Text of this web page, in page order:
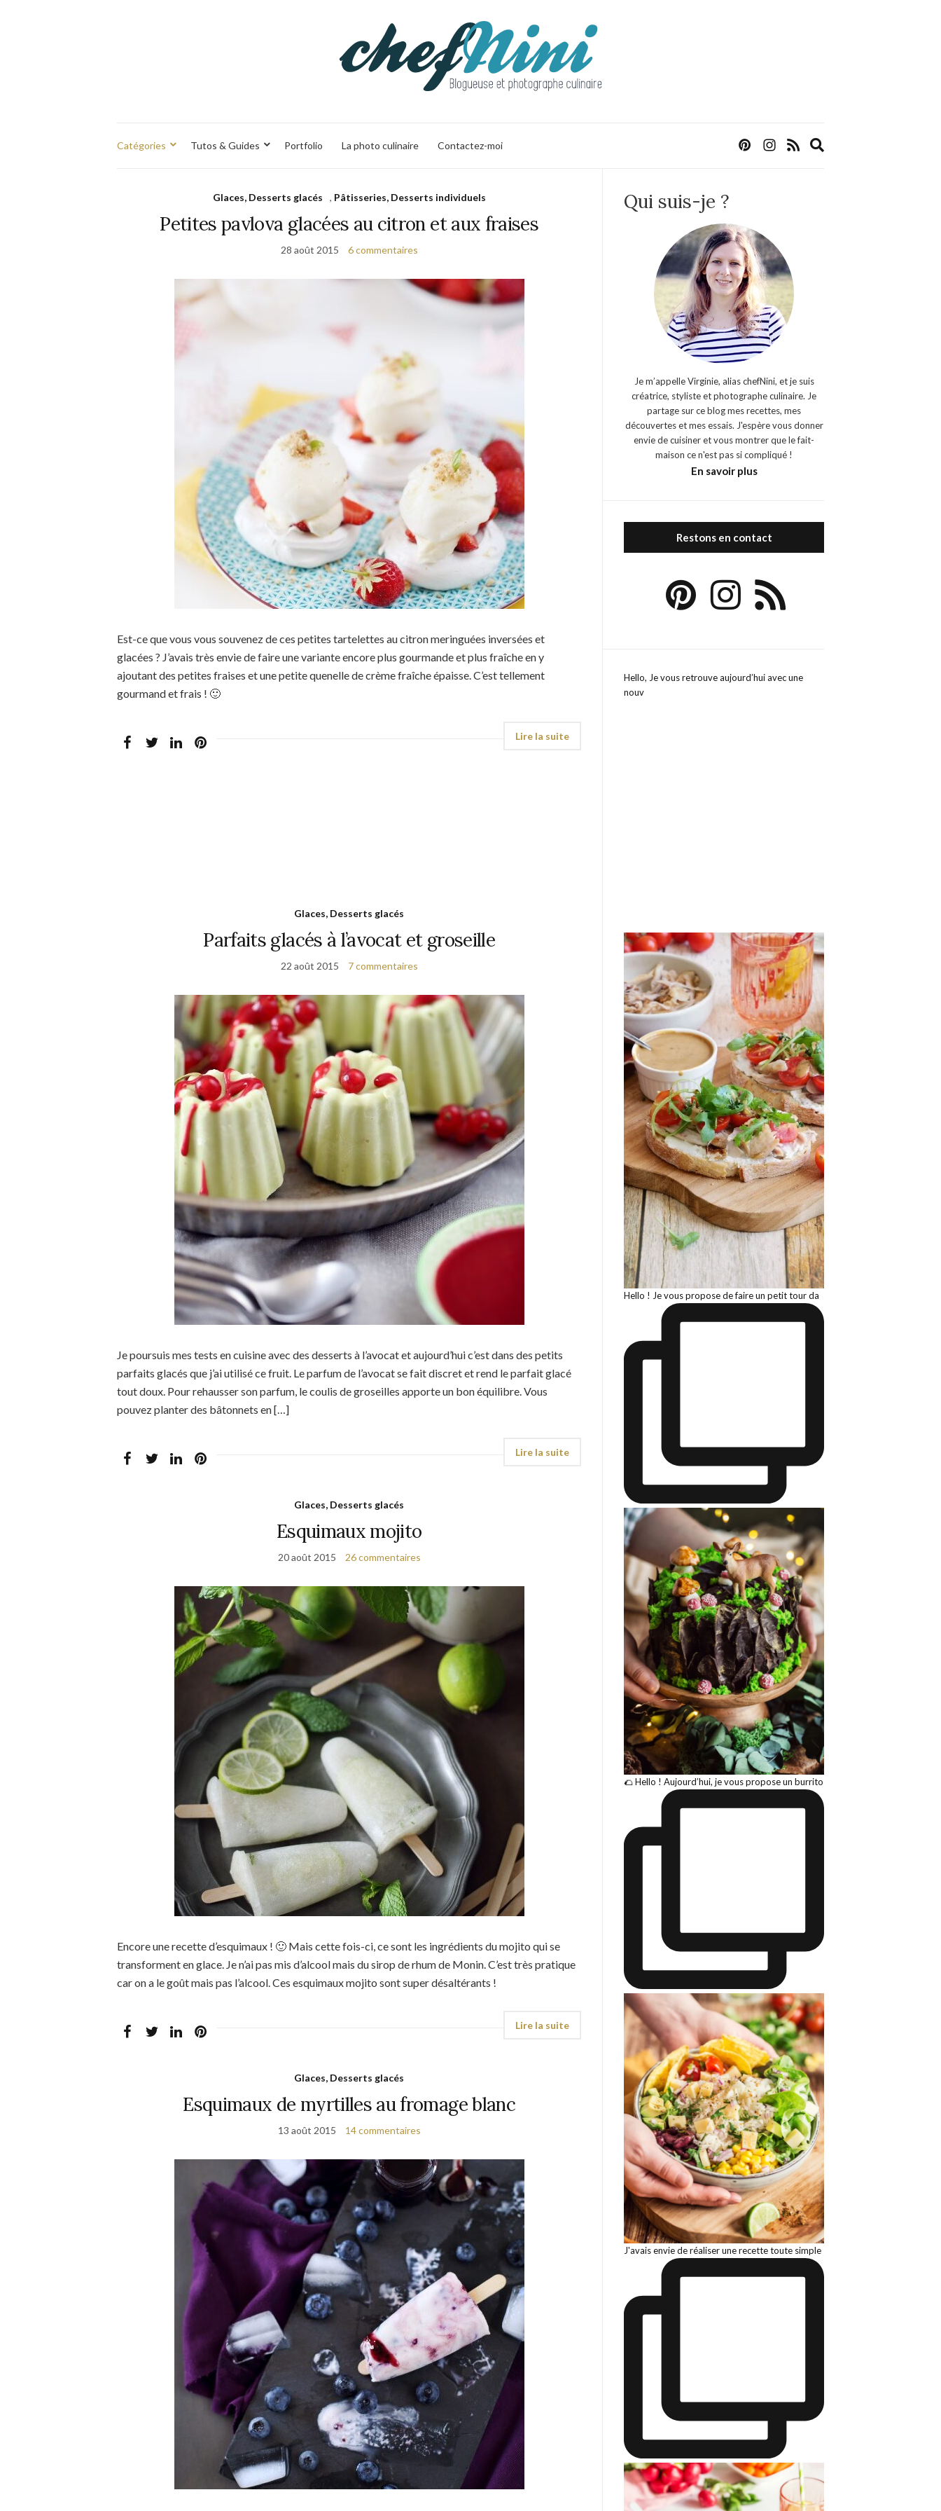
Catégories Tutos & Guides Portfolio La photo culinaire Contactez-moi
Glaces, Desserts glacés , Pâtisseries, Desserts individuels
Petites pavlova glacées au citron et aux fraises
28 août 2015 6 commentaires
Est-ce que vous vous souvenez de ces petites tartelettes au citron meringuées inversées et
glacées ? J’avais très envie de faire une variante encore plus gourmande et plus fraîche en y
ajoutant des petites fraises et une petite quenelle de crème fraîche épaisse. C’est tellement
gourmand et frais ! 🙂
Glaces, Desserts glacés
Parfaits glacés à l’avocat et groseille
22 août 2015 7 commentaires
Je poursuis mes tests en cuisine avec des desserts à l’avocat et aujourd’hui c’est dans des petits
parfaits glacés que j’ai utilisé ce fruit. Le parfum de l’avocat se fait discret et rend le parfait glacé
tout doux. Pour rehausser son parfum, le coulis de groseilles apporte un bon équilibre. Vous
pouvez planter des bâtonnets en […]
Glaces, Desserts glacés
Esquimaux mojito
20 août 2015 26 commentaires
Encore une recette d’esquimaux ! 🙂 Mais cette fois-ci, ce sont les ingrédients du mojito qui se
transforment en glace. Je n’ai pas mis d’alcool mais du sirop de rhum de Monin. C’est très pratique
car on a le goût mais pas l’alcool. Ces esquimaux mojito sont super désaltérants !
Glaces, Desserts glacés
Esquimaux de myrtilles au fromage blanc
13 août 2015 14 commentaires
Qui suis-je ?
Je m’appelle Virginie, alias chefNini, et je suis
créatrice, styliste et photographe culinaire. Je
partage sur ce blog mes recettes, mes
découvertes et mes essais. J'espère vous donner
envie de cuisiner et vous montrer que le fait-
maison ce n'est pas si compliqué !
En savoir plus
Restons en contact
Hello, Je vous retrouve aujourd’hui avec une
nouv
Hello ! Je vous propose de faire un petit tour da
🌮 Hello ! Aujourd’hui, je vous propose un burrito
J'avais envie de réaliser une recette toute simple